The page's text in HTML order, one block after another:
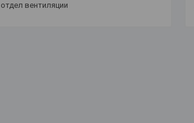
отдел вентиляции